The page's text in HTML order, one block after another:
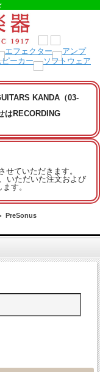
KANDA（03-
はRECORDING
せていただきます。
いただいた注文および
す。
PreSonus